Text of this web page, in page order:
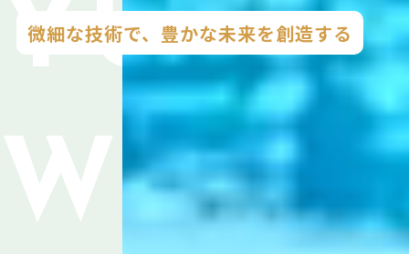
微細な技術で、豊かな未来を創造する